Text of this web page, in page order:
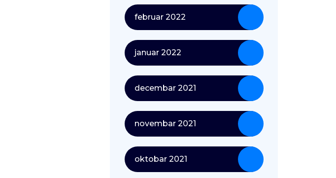
februar 2022
januar 2022
decembar 2021
novembar 2021
oktobar 2021